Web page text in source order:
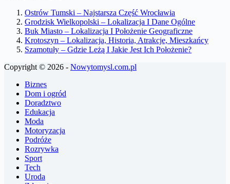
Ostrów Tumski – Najstarsza Część Wrocławia
Grodzisk Wielkopolski – Lokalizacja I Dane Ogólne
Buk Miasto – Lokalizacja I Położenie Geograficzne
Krotoszyn – Lokalizacja, Historia, Atrakcje, Mieszkańcy
Szamotuły – Gdzie Leżą I Jakie Jest Ich Położenie?
Copyright © 2026 - Nowytomysl.com.pl
Biznes
Dom i ogród
Doradztwo
Edukacja
Moda
Motoryzacja
Podróże
Rozrywka
Sport
Tech
Uroda